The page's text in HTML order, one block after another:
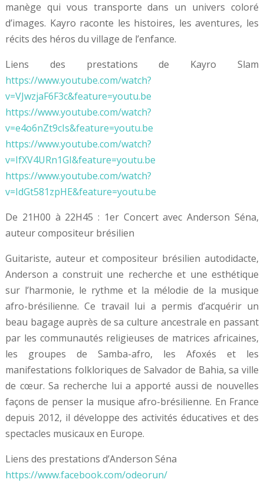
manège qui vous transporte dans un univers coloré
d’images. Kayro raconte les histoires, les aventures, les
récits des héros du village de l’enfance.
Liens des prestations de Kayro Slam
https://www.youtube.com/watch?
v=VJwzjaF6F3c&feature=youtu.be
https://www.youtube.com/watch?
v=e4o6nZt9cIs&feature=youtu.be
https://www.youtube.com/watch?
v=IfXV4URn1GI&feature=youtu.be
https://www.youtube.com/watch?
v=IdGt581zpHE&feature=youtu.be
De 21H00 à 22H45 : 1er Concert avec Anderson Séna,
auteur compositeur brésilien
Guitariste, auteur et compositeur brésilien autodidacte,
Anderson a construit une recherche et une esthétique
sur l’harmonie, le rythme et la mélodie de la musique
afro-brésilienne. Ce travail lui a permis d’acquérir un
beau bagage auprès de sa culture ancestrale en passant
par les communautés religieuses de matrices africaines,
les groupes de Samba-afro, les Afoxés et les
manifestations folkloriques de Salvador de Bahia, sa ville
de cœur. Sa recherche lui a apporté aussi de nouvelles
façons de penser la musique afro-brésilienne. En France
depuis 2012, il développe des activités éducatives et des
spectacles musicaux en Europe.
Liens des prestations d’Anderson Séna
https://www.facebook.com/odeorun/